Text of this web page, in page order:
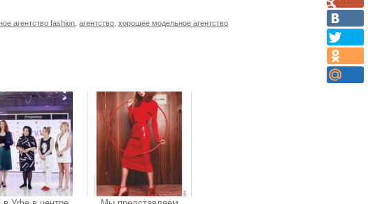
агентство fashion агентство хорошее модельное агентство